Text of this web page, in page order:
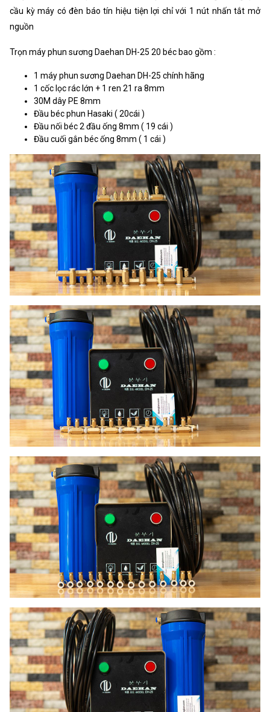
cầu kỳ máy có đèn báo tín hiệu tiện lợi chỉ với 1 nút nhấn tắt mở
nguồn
Trọn máy phun sương Daehan DH-25 20 béc bao gồm :
1 máy phun sương Daehan DH-25 chính hãng
1 cốc lọc rác lớn + 1 ren 21 ra 8mm
30M dây PE 8mm
Đầu béc phun Hasaki ( 20cái )
Đầu nối béc 2 đầu ống 8mm ( 19 cái )
Đầu cuối gắn béc ống 8mm ( 1 cái )